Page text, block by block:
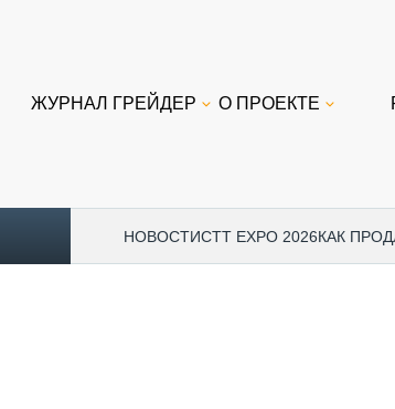
ЖУРНАЛ ГРЕЙДЕР О ПРОЕКТЕ
НОВОСТИCTT EXPO 2026КАК